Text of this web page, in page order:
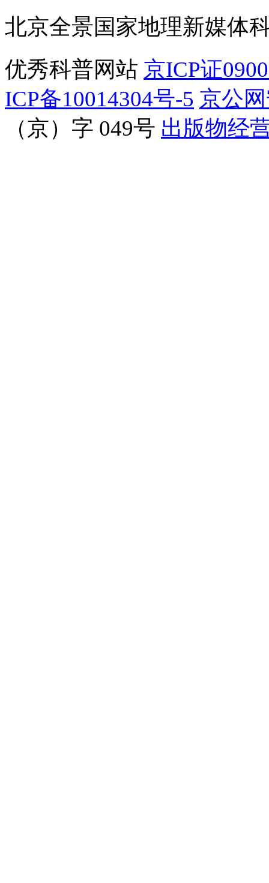
北京全景国家地理新媒体
优秀科普网站 京ICP证
ICP备10014304号-5 京公
（京）字 049号 出版物经